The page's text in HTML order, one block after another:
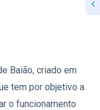
Baião, criado em
tem por objetivo a
o funcionamento